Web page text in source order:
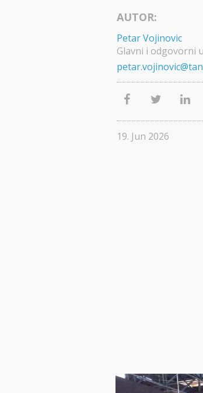
AUTOR:
Petar Vojinovic
Glavni i odgovorni
19. Jun 2026